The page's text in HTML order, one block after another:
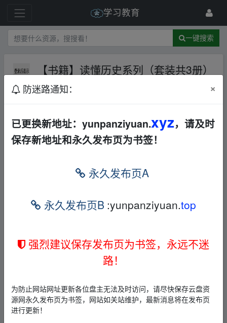
学习教育
一键搜索
【书籍】读懂历史系列（套装共3册）
AL
【书籍】读懂历史系列（套装共3册）
fr▂om w‥ww.y‥un、pan zi▁yu an.xy‥z
fr▂om w‥ww.y‥un、pan zi▁yu an.xy‥z
1，本站所有内容均为站内网盘爱好者分享发布的网盘链接
介绍展示帖子， 本站不存储任何实质资源数据。
2，本文内容仅代表作者本人观点，不代表本网站立场，作
防迷路通知： ×
已更换新地址：yunpanziyuan.xyz，请及时
保存新地址和永久发布页为书签！
永久发布页A
永久发布页B :yunpanziyuan.top
强烈建议保存发布页为书签，永远不迷
路！
为防止网站网址更新各位盘主无法及时访问，请尽快保存云盘资
源网永久发布页为书签，网站如关站维护，最新消息将在发布页
进行更新！